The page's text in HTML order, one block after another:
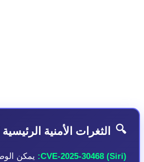
🔍 الثغرات الأمنية
CVE-2025-30468 (Siri): يمكن